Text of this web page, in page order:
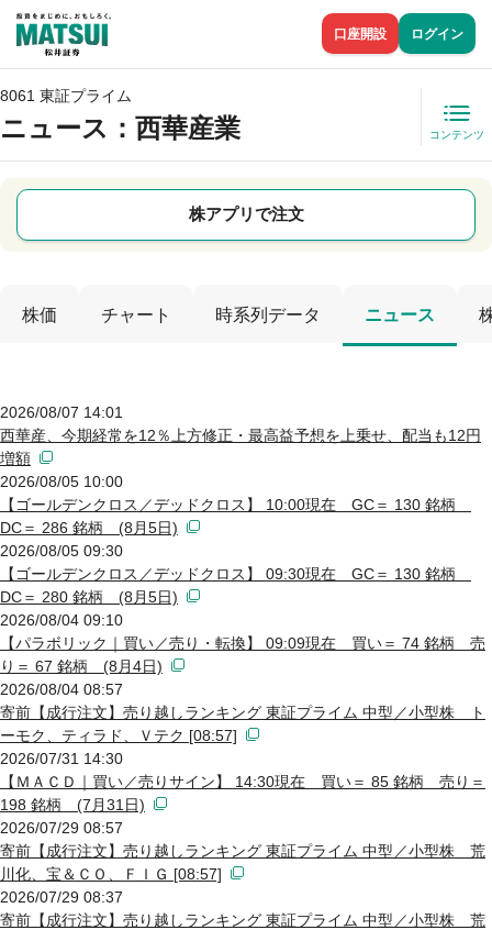
口座開設 ログイン
8061 東証プライム
ニュース ：西華産業 コンテンツ
株アプリで注文
株価 チャート 時系列データ ニュース
2026/08/07 14:01
西華産、今期経常を12％上方修正・最高益予想を上乗せ、配当も12円
増額
2026/08/05 10:00
【ゴールデンクロス／デッドクロス】 10:00現在 GC＝ 130 銘柄
DC＝ 286 銘柄 (8月5日)
2026/08/05 09:30
【ゴールデンクロス／デッドクロス】 09:30現在 GC＝ 130 銘柄
DC＝ 280 銘柄 (8月5日)
2026/08/04 09:10
【パラボリック｜買い／売り・転換】 09:09現在 買い＝ 74 銘柄 売
り＝ 67 銘柄 (8月4日)
2026/08/04 08:57
寄前【成行注文】売り越しランキング 東証プライム 中型／小型株 ト
ーモク、ティラド、Ｖテク [08:57]
2026/07/31 14:30
【ＭＡＣＤ｜買い／売りサイン】 14:30現在 買い＝ 85 銘柄 売り＝
198 銘柄 (7月31日)
2026/07/29 08:57
寄前【成行注文】売り越しランキング 東証プライム 中型／小型株 荒
川化、宝＆ＣＯ、ＦＩＧ [08:57]
2026/07/29 08:37
寄前【成行注文】売り越しランキング 東証プライム 中型／小型株 荒